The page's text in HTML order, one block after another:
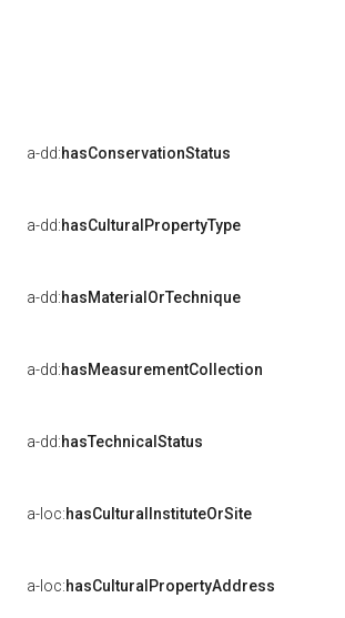
a-dd:hasConservationStatus
a-dd:hasCulturalPropertyType
a-dd:hasMaterialOrTechnique
a-dd:hasMeasurementCollection
a-dd:hasTechnicalStatus
a-loc:hasCulturalInstituteOrSite
a-loc:hasCulturalPropertyAddress